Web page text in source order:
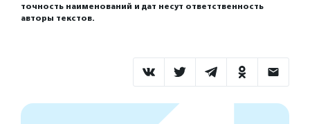
точность наименований и дат несут ответственность
авторы текстов.